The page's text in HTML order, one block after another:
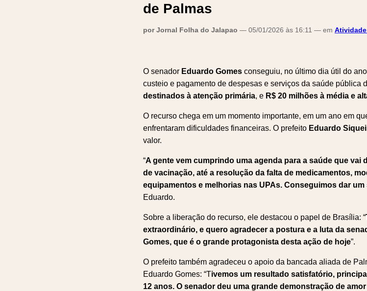
de Palmas
por Jornal Folha do Jalapao — 05/01/2026 às 16:11 — em
O senador Eduardo Gomes conseguiu, no último dia útil do
custeio e pagamento de despesas e serviços da saúde pública
destinados à atenção primária, e R$ 20 milhões à média e
O recurso chega em um momento importante, em um ano em
enfrentaram dificuldades financeiras. O prefeito Eduardo
valor.
“A gente vem cumprindo uma agenda para a saúde que vai
de vacinação, até a resolução da falta de medicamentos,
equipamentos e melhorias nas UPAs. Conseguimos dar
Eduardo.
Sobre a liberação do recurso, ele destacou o papel de Brasília: “
extraordinário, e quero agradecer a postura e a luta da
Gomes, que é o grande protagonista desta ação de hoje”.
O prefeito também agradeceu o apoio da bancada aliada de
Eduardo Gomes: “Tivemos um resultado satisfatório,
12 anos. O senador deu uma grande demonstração de